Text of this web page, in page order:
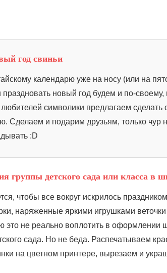
год свиньи
календарю уже на носу (или на
праздновать новый год будем и по-своему,
символики предлагаем сделать
Сделаем и подарим друзьям, только чур
:D
группы детского сада или класса в
чтобы все вокруг искрилось
наряженные яркими игрушками
это не реально воплотить в оформлении
сада. Но не беда. Распечатываем
на цветном принтере, вырезаем и